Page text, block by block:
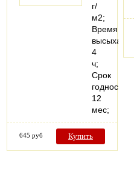
г/
м2;
Время
высыхания:
4
ч;
Срок
годности:
12
мес;
645 руб Купить